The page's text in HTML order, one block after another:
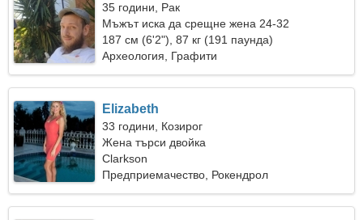
35 години, Рак
Мъжът иска да срещне жена 24-32
187 см (6'2"), 87 кг (191 паунда)
Археология, Графити
Elizabeth
33 години, Козирог
Жена търси двойка
Clarkson
Предприемачество, Рокендрол